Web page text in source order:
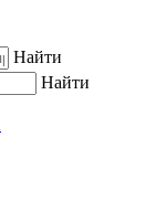
Найти
Найти